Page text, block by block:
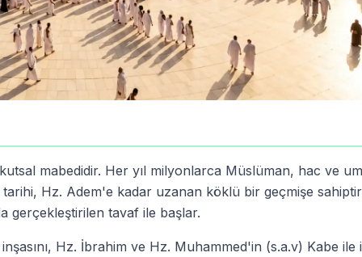
mabedidir. Her yıl milyonlarca Müslüman, hac ve
Hz. Adem'e kadar uzanan köklü bir geçmişe
gerçekleştirilen tavaf ile başlar.
Hz. İbrahim ve Hz. Muhammed'in (s.a.v) Kabe ile